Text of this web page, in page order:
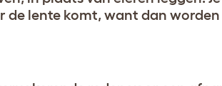
lente komt, want dan worden